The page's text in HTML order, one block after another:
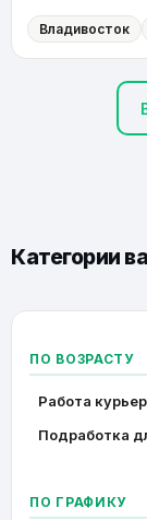
Владивосток
Категории
ПО ВОЗРАСТУ
Работа
Подработка
ПО ГРАФИКУ